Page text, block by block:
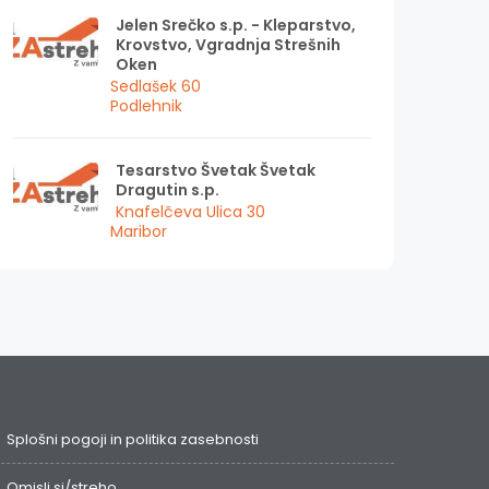
Jelen Srečko s.p. - Kleparstvo,
Krovstvo, Vgradnja Strešnih
Oken
Sedlašek 60
Podlehnik
Tesarstvo Švetak Švetak
Dragutin s.p.
Knafelčeva Ulica 30
Maribor
Splošni pogoji in politika zasebnosti